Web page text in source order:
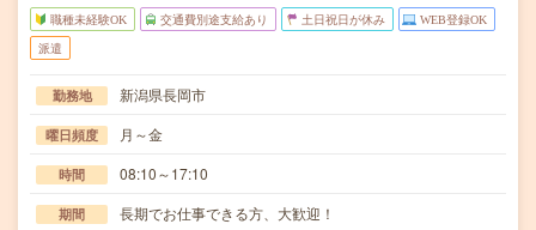
職種未経験OK 交通費別途支給あり 土日祝日が休み WEB登録OK
派遣
勤務地 新潟県長岡市
曜日頻度 月～金
時間 08:10～17:10
期間 長期でお仕事できる方、大歓迎！